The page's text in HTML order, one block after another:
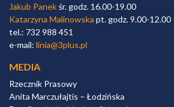
Jakub Panekśr. godz. 16.00-19.00
Katarzyna Malinowska pt. godz. 9.00-12.00
tel.: 732 988 451
e-mail: linia@3plus.pl
MEDIA
Rzecznik Prasowy
Anita Marczułajtis – Łodzińska